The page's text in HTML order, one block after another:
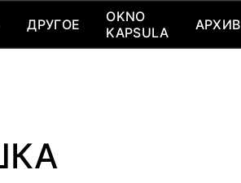
ДРУГОЕ
ДРУГОЕ
OKNO
KAPSULA
OKNO
KAPSULA
АРХИВ
АРХИВ